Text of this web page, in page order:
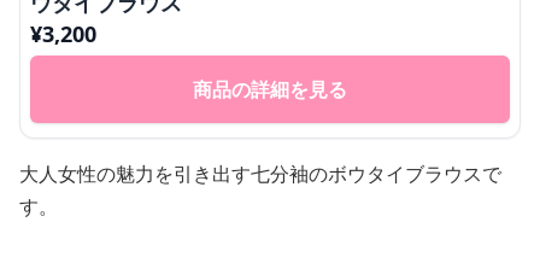
¥3,200
商品の詳細を見る
大人女性の魅力を引き出す七分袖のボウタイブラウスで
す。